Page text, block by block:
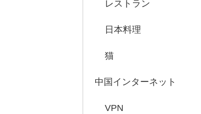
レストラン
日本料理
猫
中国インターネット
VPN